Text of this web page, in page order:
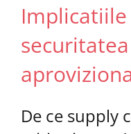
De ce supply